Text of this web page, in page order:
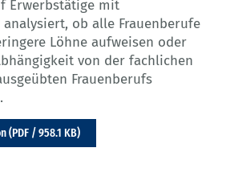
Erwerbstätige mit
ob alle Frauenberufe
Löhne aufweisen oder
von der fachlichen
Frauenberufs
(PDF / 958.1 KB)